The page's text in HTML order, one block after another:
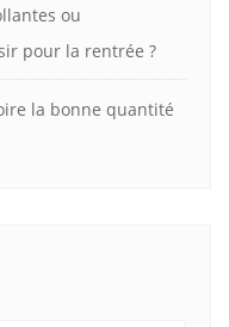
ou
pour la rentrée ?
la bonne quantité